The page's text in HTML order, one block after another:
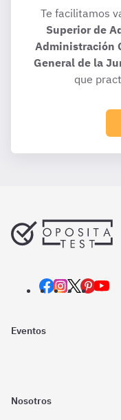
Te facilitamos
Superior de
Administración
General de la
que
Eventos
Nosotros